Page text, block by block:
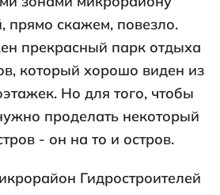
прямо скажем, повезло.
прекрасный парк отдыха
который хорошо виден из
Но для того, чтобы
проделать некоторый
- он на то и остров.